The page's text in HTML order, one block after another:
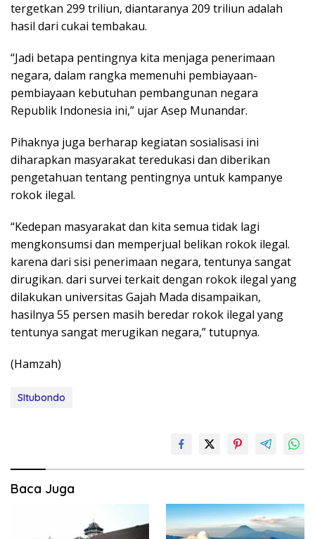
tergetkan 299 triliun, diantaranya 209 triliun adalah
hasil dari cukai tembakau.
“Jadi betapa pentingnya kita menjaga penerimaan
negara, dalam rangka memenuhi pembiayaan-
pembiayaan kebutuhan pembangunan negara
Republik Indonesia ini,” ujar Asep Munandar.
Pihaknya juga berharap kegiatan sosialisasi ini
diharapkan masyarakat teredukasi dan diberikan
pengetahuan tentang pentingnya untuk kampanye
rokok ilegal.
“Kedepan masyarakat dan kita semua tidak lagi
mengkonsumsi dan memperjual belikan rokok ilegal.
karena dari sisi penerimaan negara, tentunya sangat
dirugikan. dari survei terkait dengan rokok ilegal yang
dilakukan universitas Gajah Mada disampaikan,
hasilnya 55 persen masih beredar rokok ilegal yang
tentunya sangat merugikan negara,” tutupnya.
(Hamzah)
SItubondo
Baca Juga